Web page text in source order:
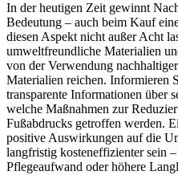
In der heutigen Zeit gewinnt
Bedeutung – auch beim Kauf
diesen Aspekt nicht außer Acht
umweltfreundliche Materialien
von der Verwendung
Materialien reichen. Informieren
transparente Informationen über
welche Maßnahmen zur
Fußabdrucks getroffen werden.
positive Auswirkungen auf die
langfristig kosteneffizienter sein
Pflegeaufwand oder höhere